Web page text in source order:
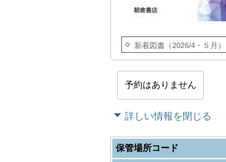
新着図書（2026/4・５月）
予約はありません
詳しい情報を閉じる
保管場所コード